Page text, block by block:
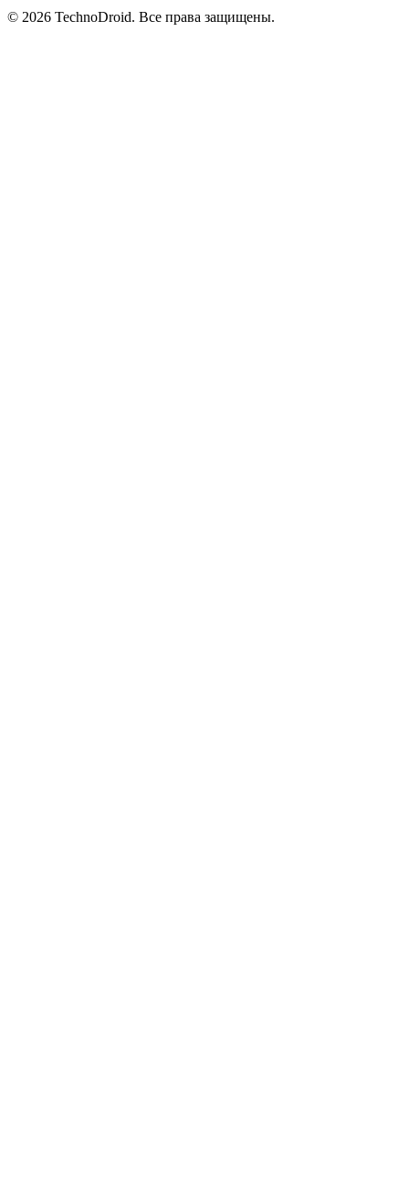
© 2026 TechnoDroid. Все права защищены.